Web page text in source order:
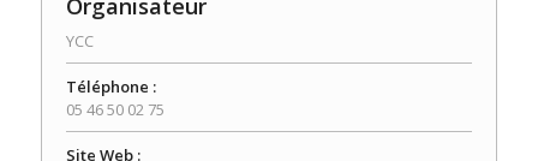
YCC
Téléphone :
05 46 50 02 75
Site Web :